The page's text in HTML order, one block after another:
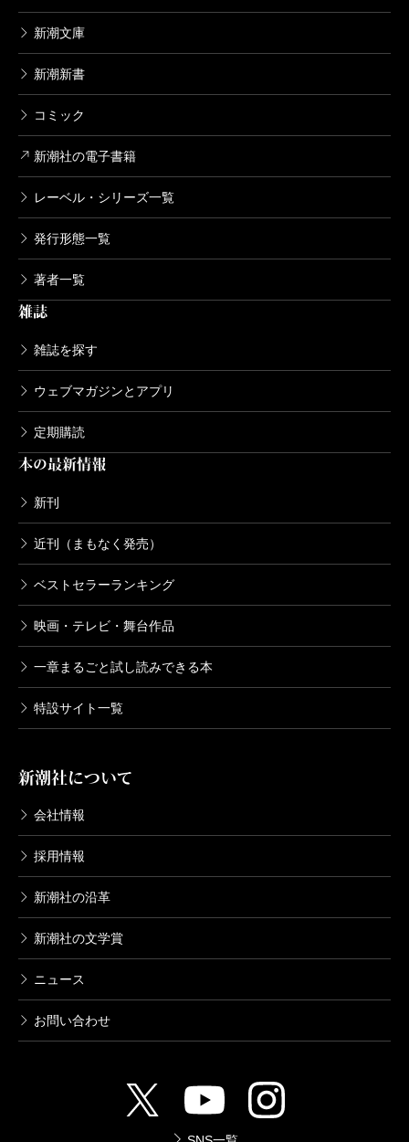
新潮文庫
新潮新書
コミック
新潮社の電子書籍
レーベル・シリーズ一覧
発行形態一覧
著者一覧
雑誌
雑誌を探す
ウェブマガジンとアプリ
定期購読
本の最新情報
新刊
近刊（まもなく発売）
ベストセラーランキング
映画・テレビ・舞台作品
一章まるごと試し読みできる本
特設サイト一覧
新潮社について
会社情報
採用情報
新潮社の沿革
新潮社の文学賞
ニュース
お問い合わせ